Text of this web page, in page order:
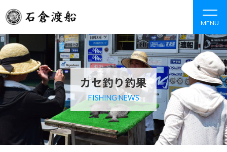
MENU
カセ釣り釣果
FISHING NEWS